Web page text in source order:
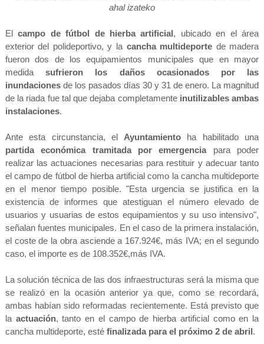
ahal izateko
Elcampo de fútbol de hierba artificial, ubicado en el área
exterior del polideportivo, y la cancha multideporte de madera
fueron dos de los equipamientos municipales que en mayor
medidasufrieron los daños ocasionados por las
inundacionesde los pasados días 30 y 31 de enero. La magnitud
de la riada fue tal que dejaba completamente inutilizables ambas
instalaciones.
Ante esta circunstancia, el Ayuntamiento ha habilitado una
partida económica tramitada por emergenciapara poder
realizar las actuaciones necesarias para restituir y adecuar tanto
el campo de fútbol de hierba artificial como la cancha multideporte
en el menor tiempo posible. "Esta urgencia se justifica en la
existencia de informes que atestiguan el número elevado de
usuarios y usuarias de estos equipamientos y su uso intensivo",
señalan fuentes municipales. En el caso de la primera instalación,
el coste de la obra asciende a 167.924€, más IVA; en el segundo
caso, el importe es de 108.352€,más IVA.
La solución técnica de las dos infraestructuras será la misma que
se realizó en la ocasión anterior ya que, como se recordará,
ambas habían sido reformadas recientemente. Está previsto que
la actuación, tanto en el campo de hierba artificial como en la
cancha multideporte, esté finalizada para el próximo 2 de abril.